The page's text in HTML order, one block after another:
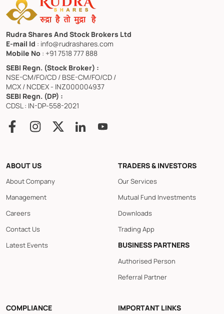
Rudra Shares And Stock Brokers Ltd
E-mail Id : info@rudrashares.com
Mobile No : +91 7518 777 888
SEBI Regn. (Stock Broker) :
NSE-CM/FO/CD / BSE-CM/FO/CD /
MCX / NCDEX - INZ000004937
SEBI Regn. (DP) :
CDSL : IN-DP-558-2021
ABOUT US
About Company
Management
Careers
Contact Us
Latest Events
TRADERS & INVESTORS
Our Services
Mutual Fund Investments
Downloads
Trading App
BUSINESS PARTNERS
Authorised Person
Referral Partner
COMPLIANCE
IMPORTANT LINKS